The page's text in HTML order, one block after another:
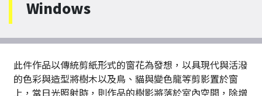
Windows
此件作品以傳統剪紙形式的窗花為發想，以具現代與活潑
的色彩與造型將樹木以及鳥、貓與變色龍等剪影置於窗
上，當日光照射時，則作品的樹影將落於室內空間，除增